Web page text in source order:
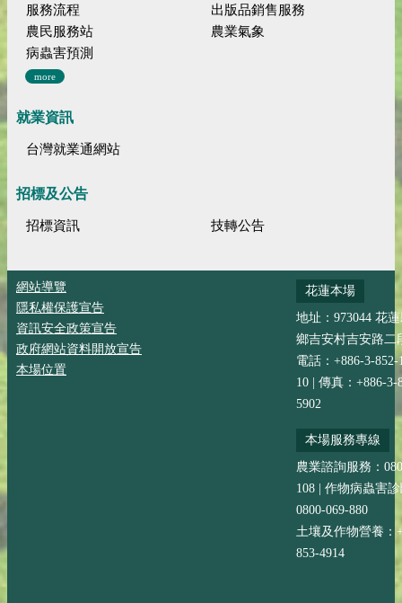
服務流程
出版品銷售服務
農民服務站
農業氣象
病蟲害預測
more
就業資訊
台灣就業通網站
招標及公告
招標資訊 技轉公告
網站導覽
隱私權保護宣告
資訊安全政策宣告
政府網站資料開放宣告
本場位置
花蓮本場
地址：973044 花
鄉吉安村吉安路二
電話：+886-3-852-
10 | 傳真：+886-3-
5902
本場服務專線
農業諮詢服務：
108 | 作物病蟲害
0800-069-880
土壤及作物營養：
853-4914